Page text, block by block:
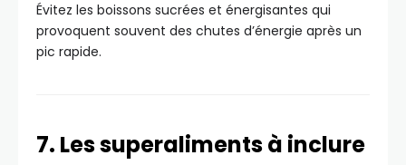
Évitez les boissons sucrées et énergisantes qui
provoquent souvent des chutes d’énergie après un
pic rapide.
7. Les superaliments à inclure